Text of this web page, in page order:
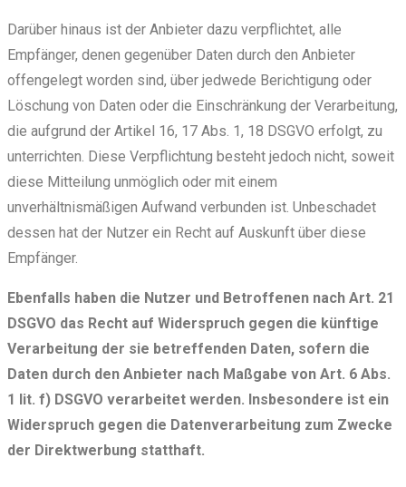
Darüber hinaus ist der Anbieter dazu verpflichtet, alle
Empfänger, denen gegenüber Daten durch den Anbieter
offengelegt worden sind, über jedwede Berichtigung oder
Löschung von Daten oder die Einschränkung der Verarbeitung,
die aufgrund der Artikel 16, 17 Abs. 1, 18 DSGVO erfolgt, zu
unterrichten. Diese Verpflichtung besteht jedoch nicht, soweit
diese Mitteilung unmöglich oder mit einem
unverhältnismäßigen Aufwand verbunden ist. Unbeschadet
dessen hat der Nutzer ein Recht auf Auskunft über diese
Empfänger.
Ebenfalls haben die Nutzer und Betroffenen nach Art. 21
DSGVO das Recht auf Widerspruch gegen die künftige
Verarbeitung der sie betreffenden Daten, sofern die
Daten durch den Anbieter nach Maßgabe von Art. 6 Abs.
1 lit. f) DSGVO verarbeitet werden. Insbesondere ist ein
Widerspruch gegen die Datenverarbeitung zum Zwecke
der Direktwerbung statthaft.